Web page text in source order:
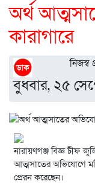
অর্থ
কারাগা‌রে
নিজস্ব
বুধবার, ২৫
নারায়ণগঞ্জ বিজ্ঞ চীফ
আত্মসা‌তের অ‌ভি‌যো‌গে
প্রেরন ক‌রে‌ছেন।